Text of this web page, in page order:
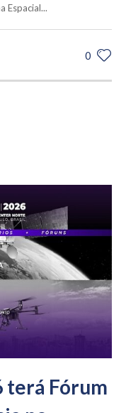
Espacial...
0
terá Fórum